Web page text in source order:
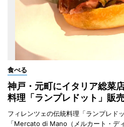
食べる
神戸・元町にイタリア総菜
料理「ランプレドット」販
フィレンツェの伝統料理「ランプレド
「Mercato di Mano（メルカート・デ